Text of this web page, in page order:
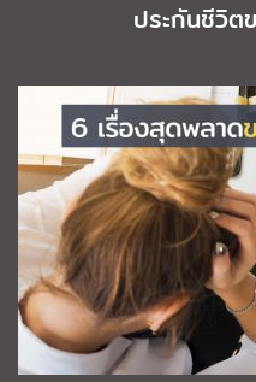
ประกันชีวิต